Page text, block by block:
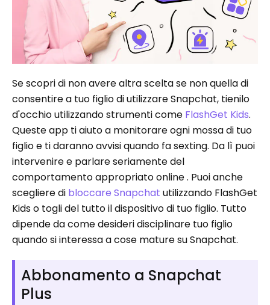
Se scopri di non avere altra scelta se non quella di
consentire a tuo figlio di utilizzare Snapchat, tienilo
d'occhio utilizzando strumenti come FlashGet Kids.
Queste app ti aiuto a monitorare ogni mossa di tuo
figlio e ti daranno avvisi quando fa sexting. Da lì puoi
intervenire e parlare seriamente del
comportamento appropriato online . Puoi anche
scegliere di bloccare Snapchat utilizzando FlashGet
Kids o togli del tutto il dispositivo di tuo figlio. Tutto
dipende da come desideri disciplinare tuo figlio
quando si interessa a cose mature su Snapchat.
Abbonamento a Snapchat
Plus